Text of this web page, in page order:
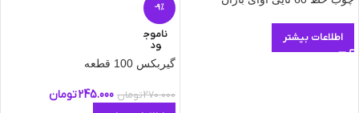
اطلاعات بیشتر
-9%
ناموج
ود
گیربکس 100 قطعه
270.000تومان 245.000تومان